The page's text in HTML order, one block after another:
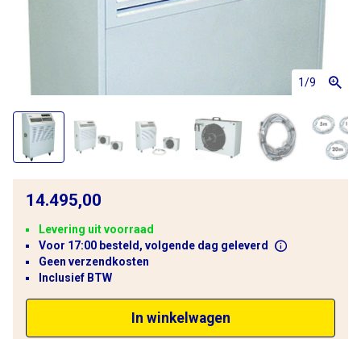
1/9
14.495,00
Levering uit voorraad
Voor 17:00 besteld, volgende dag geleverd
Geen verzendkosten
Inclusief BTW
In winkelwagen